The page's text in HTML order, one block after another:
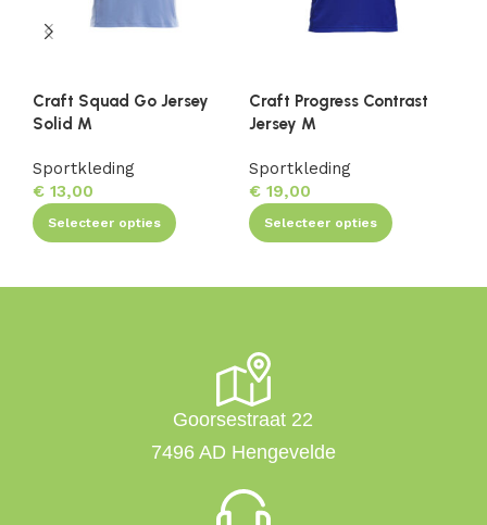
Craft Squad Go Jersey
Solid M
Sportkleding
€ 13,00
Selecteer opties
Craft Progress Contrast
Jersey M
Sportkleding
€19,00
Selecteer opties
Goorsestraat 22
7496 AD Hengevelde